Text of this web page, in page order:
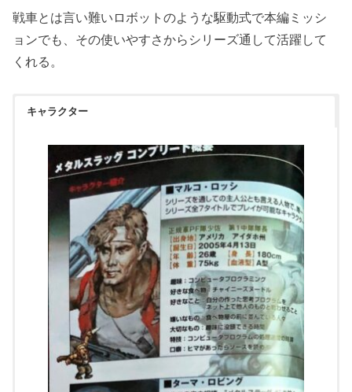
戦車とは言い難いロボットのような駆動式で本編ミッシ
ョンでも、その使いやすさからシリーズ通して活躍して
くれる。
キャラクター